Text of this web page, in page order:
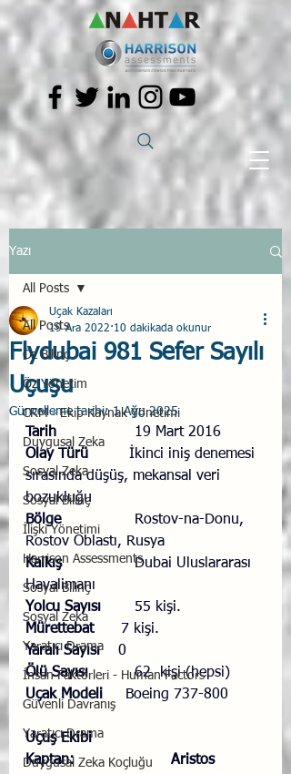
Yazı
All Posts
Öz Bilinç
Öz Yönetim
CRM - Ekip Kaynak Yönetimi
Duygusal Zeka
Sosyal Zeka
Sosyal Bilinç
İlişki Yönetimi
Harrison Assessments
Sosyal Bilinç
Sosyal Zeka
Yaratıcı Drama
İnsan Faktörleri - Human Factors
Güvenli Davranış
Yaratıcı Drama
Duygusal Zeka Koçluğu
All Posts
Flydubai 981 Sefer Sayılı
Uçuşu
Uçak Kazaları
19 Ara 2022 10 dakikada okunur
Güncelleme tarihi:1 Ağu 2025
Tarih
     		19 Mart 2016
Olay Türü
      İkinci iniş denemesi
sırasında düşüş, mekansal veri
bozukluğu
Bölge
Rostov Oblastı, Rusya
Kalkış Dubai Uluslararası
Havalimanı
Yolcu Sayısı
  	55 kişi.
Mürettebat
    7 kişi.
Yaralı Sayısı
   0
Ölü Sayısı
   	62  kişi (hepsi)
Uçak Modeli
    Boeing 737-800
Uçuş Ekibi
Kaptan:
Aristos